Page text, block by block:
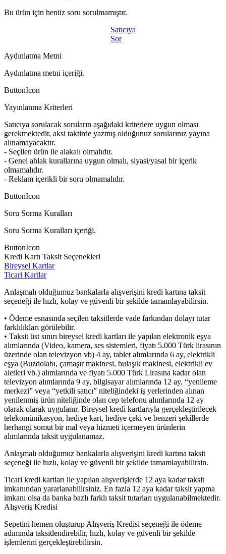
Bu ürün için henüz soru sorulmamıştır.
Satıcıya
Sor
Aydınlatma Metni
Aydınlatma metni içeriği.
ButtonIcon
Yayınlanma Kriterleri
Satıcıya sorulacak soruların aşağıdaki kriterlere uygun olması
gerekmektedir, aksi taktirde yazmış olduğunuz sorularınız yayına
alınamayacaktır.
- Seçilen ürün ile alakalı olmalıdır.
- Genel ahlak kurallarına uygun olmalı, siyasi/yasal bir içerik
olmamalıdır.
- Reklam içerikli bir soru olmamalıdır.
ButtonIcon
Soru Sorma Kuralları
Soru Sorma Kuralları içeriği.
ButtonIcon
Kredi Kartı Taksit Seçenekleri
Bireysel Kartlar
Ticari Kartlar
Anlaşmalı olduğumuz bankalarla alışverişini kredi kartına taksit
seçeneği ile hızlı, kolay ve güvenli bir şekilde tamamlayabilirsin.
• Ödeme esnasında seçilen taksitlerde vade farkından dolayı tutar
farklılıkları görülebilir.
• Taksit üst sınırı bireysel kredi kartları ile yapılan elektronik eşya
alımlarında (Video, kamera, ses sistemleri, fiyatı 5.000 Türk lirasının
üzerinde olan televizyon vb) 4 ay, tablet alımlarında 6 ay, elektrikli
eşya (Buzdolabı, çamaşır makinesi, bulaşık makinesi, elektrikli ev
aletleri vb.) alımlarında ve fiyatı 5.000 Türk Lirasına kadar olan
televizyon alımlarında 9 ay, bilgisayar alımlarında 12 ay, “yenileme
merkezi” veya “yetkili satıcı” niteliğindeki iş yerlerinden alınan
yenilenmiş ürün niteliğinde olan cep telefonu alımlarında 12 ay
olarak olarak uygulanır. Bireysel kredi kartlarıyla gerçekleştirilecek
telekomünikasyon, hediye kart, hediye çeki ve benzeri şekillerde
herhangi somut bir mal veya hizmeti içermeyen ürünlerin
alımlarında taksit uygulanamaz.
Anlaşmalı olduğumuz bankalarla alışverişini kredi kartına taksit
seçeneği ile hızlı, kolay ve güvenli bir şekilde tamamlayabilirsin.
Ticari kredi kartları ile yapılan alışverişlerde 12 aya kadar taksit
imkanından yararlanabilirsiniz. En fazla 12 aya kadar taksit yapma
imkanı olsa da banka bazlı farklı taksit tutarları uygulanabilmektedir.
Alışveriş Kredisi
Sepetini hemen oluşturup Alışveriş Kredisi seçeneği ile ödeme
adımında taksitlendirebilir, hızlı, kolay ve güvenli bir şekilde
işlemlerini gerçekleştirebilirsin.